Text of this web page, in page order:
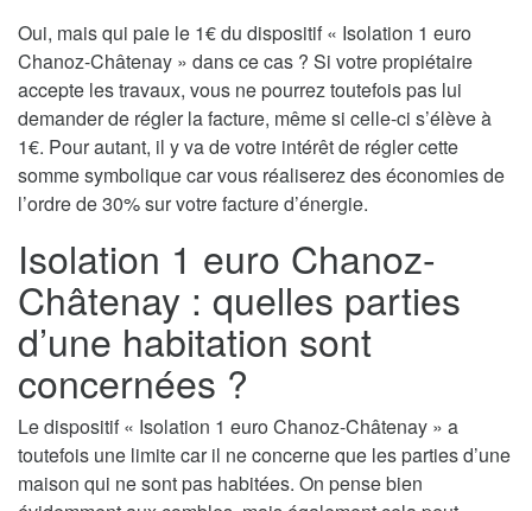
Oui, mais qui paie le 1€ du dispositif « Isolation 1 euro
Chanoz-Châtenay » dans ce cas ? Si votre propiétaire
accepte les travaux, vous ne pourrez toutefois pas lui
demander de régler la facture, même si celle-ci s’élève à
1€. Pour autant, il y va de votre intérêt de régler cette
somme symbolique car vous réaliserez des économies de
l’ordre de 30% sur votre facture d’énergie.
Isolation 1 euro Chanoz-
Châtenay : quelles parties
d’une habitation sont
concernées ?
Le dispositif « Isolation 1 euro Chanoz-Châtenay » a
toutefois une limite car il ne concerne que les parties d’une
maison qui ne sont pas habitées. On pense bien